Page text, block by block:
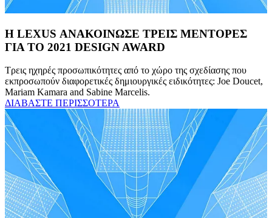
Η LEXUS ΑΝΑΚΟΙΝΩΣΕ ΤΡΕΙΣ ΜΕΝΤΟΡΕΣ
ΓΙΑ ΤΟ 2021 DESIGN AWARD
Τρεις ηχηρές προσωπικότητες από το χώρο της σχεδίασης που
εκπροσωπούν διαφορετικές δημιουργικές ειδικότητες: Joe Doucet,
Mariam Kamara and Sabine Marcelis.
ΔΙΑΒΑΣΤΕ ΠΕΡΙΣΣΟΤΕΡΑ